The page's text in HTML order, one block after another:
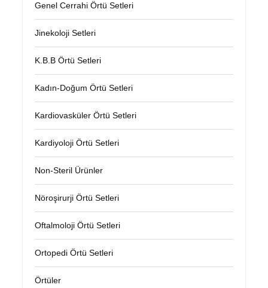
Genel Cerrahi Örtü Setleri
Jinekoloji Setleri
K.B.B Örtü Setleri
Kadın-Doğum Örtü Setleri
Kardiovasküler Örtü Setleri
Kardiyoloji Örtü Setleri
Non-Steril Ürünler
Nöroşirurji Örtü Setleri
Oftalmoloji Örtü Setleri
Ortopedi Örtü Setleri
Örtüler